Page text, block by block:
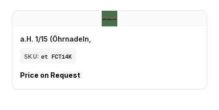
a.H. 1/15 (Öhrnadeln,
SKU: et FCT14K
Price on Request